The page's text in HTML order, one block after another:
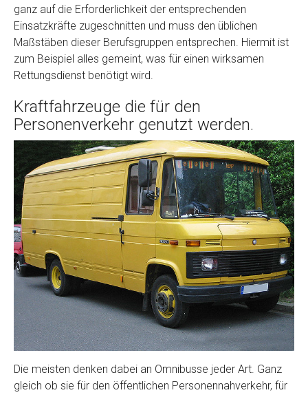
ganz auf die Erforderlichkeit der entsprechenden
Einsatzkräfte zugeschnitten und muss den üblichen
Maßstäben dieser Berufsgruppen entsprechen. Hiermit ist
zum Beispiel alles gemeint, was für einen wirksamen
Rettungsdienst benötigt wird.
Kraftfahrzeuge die für den
Personenverkehr genutzt werden.
Die meisten denken dabei an Omnibusse jeder Art. Ganz
gleich ob sie für den öffentlichen Personennahverkehr, für